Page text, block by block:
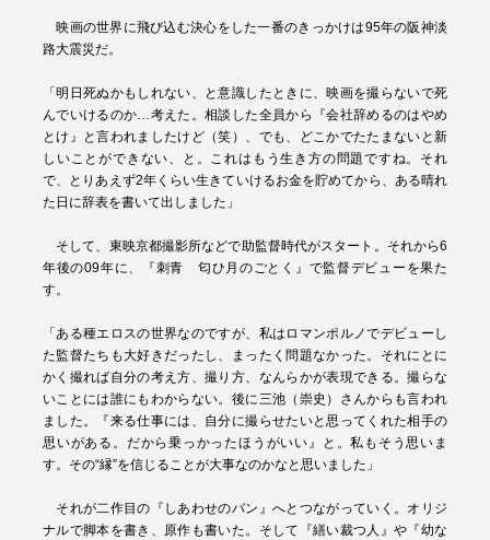
映画の世界に飛び込む決心をした一番のきっかけは95年の阪神淡
路大震災だ。
「明日死ぬかもしれない、と意識したときに、映画を撮らないで死
んでいけるのか…考えた。相談した全員から『会社辞めるのはやめ
とけ』と言われましたけど（笑）、でも、どこかでたたまないと新
しいことができない、と。これはもう生き方の問題ですね。それ
で、とりあえず2年くらい生きていけるお金を貯めてから、ある晴れ
た日に辞表を書いて出しました」
そして、東映京都撮影所などで助監督時代がスタート。それから6
年後の09年に、『刺青 匂ひ月のごとく』で監督デビューを果た
す。
「ある種エロスの世界なのですが、私はロマンポルノでデビューし
た監督たちも大好きだったし、まったく問題なかった。それにとに
かく撮れば自分の考え方、撮り方、なんらかが表現できる。撮らな
いことには誰にもわからない。後に三池（崇史）さんからも言われ
ました。『来る仕事には、自分に撮らせたいと思ってくれた相手の
思いがある。だから乗っかったほうがいい』と。私もそう思いま
す。その“縁”を信じることが大事なのかなと思いました」
それが二作目の『しあわせのパン』へとつながっていく。オリジ
ナルで脚本を書き、原作も書いた。そして『繕い裁つ人』や『幼な